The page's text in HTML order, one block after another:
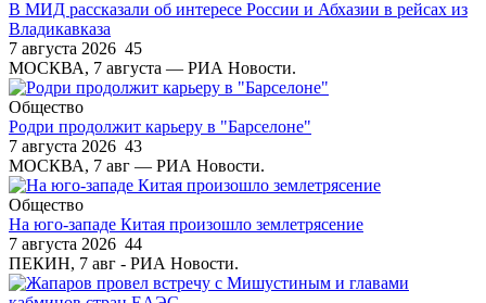
В МИД рассказали об интересе России и Абхазии в рейсах из
Владикавказа
7 августа 2026 45
МОСКВА, 7 августа — РИА Новости.
Общество
Родри продолжит карьеру в "Барселоне"
7 августа 2026 43
МОСКВА, 7 авг — РИА Новости.
Общество
На юго-западе Китая произошло землетрясение
7 августа 2026 44
ПЕКИН, 7 авг - РИА Новости.